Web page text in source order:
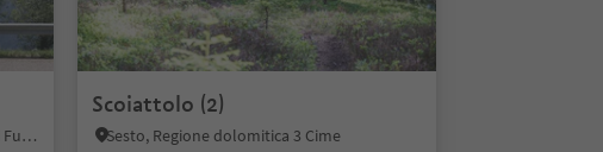
Luson, Regione dolomitica Luson Val di Funes
Scoiattolo (2)
Sesto, Regione dolomitica 3 Cime